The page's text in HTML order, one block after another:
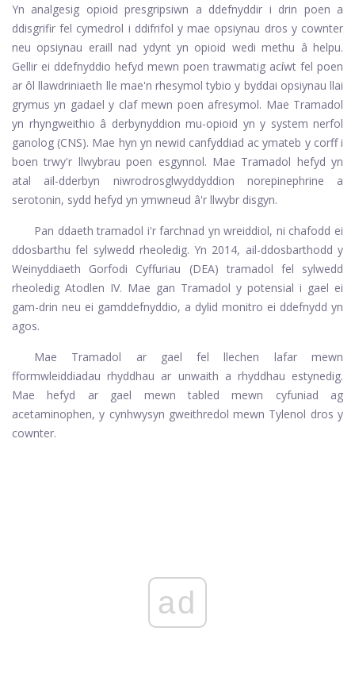
Yn analgesig opioid presgripsiwn a ddefnyddir i drin poen a
ddisgrifir fel cymedrol i ddifrifol y mae opsiynau dros y cownter
neu opsiynau eraill nad ydynt yn opioid wedi methu â helpu.
Gellir ei ddefnyddio hefyd mewn poen trawmatig acíwt fel poen
ar ôl llawdriniaeth lle mae'n rhesymol tybio y byddai opsiynau llai
grymus yn gadael y claf mewn poen afresymol. Mae Tramadol
yn rhyngweithio â derbynyddion mu-opioid yn y system nerfol
ganolog (CNS). Mae hyn yn newid canfyddiad ac ymateb y corff i
boen trwy'r llwybrau poen esgynnol. Mae Tramadol hefyd yn
atal ail-dderbyn niwrodrosglwyddyddion norepinephrine a
serotonin, sydd hefyd yn ymwneud â'r llwybr disgyn.
Pan ddaeth tramadol i'r farchnad yn wreiddiol, ni chafodd ei
ddosbarthu fel sylwedd rheoledig. Yn 2014, ail-ddosbarthodd y
Weinyddiaeth Gorfodi Cyffuriau (DEA) tramadol fel sylwedd
rheoledig Atodlen IV. Mae gan Tramadol y potensial i gael ei
gam-drin neu ei gamddefnyddio, a dylid monitro ei ddefnydd yn
agos.
Mae Tramadol ar gael fel llechen lafar mewn
fformwleiddiadau rhyddhau ar unwaith a rhyddhau estynedig.
Mae hefyd ar gael mewn tabled mewn cyfuniad ag
acetaminophen, y cynhwysyn gweithredol mewn Tylenol dros y
cownter.
ad